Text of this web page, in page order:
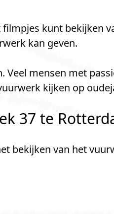
kunt bekijken
kan geven.
mensen met
kijken op
37 te
bekijken van het